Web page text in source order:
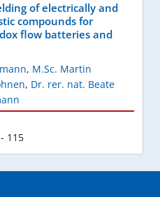
of electrically and
compounds for
flow batteries and
, M.Sc. Martin
, Dr. rer. nat. Beate
115